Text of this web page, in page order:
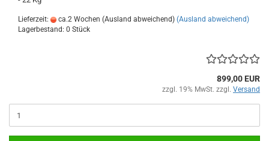
Lieferzeit: ca.2 Wochen (Ausland abweichend) (Ausland abweichend)
Lagerbestand: 0 Stück
899,00 EUR
zzgl. 19% MwSt. zzgl. Versand